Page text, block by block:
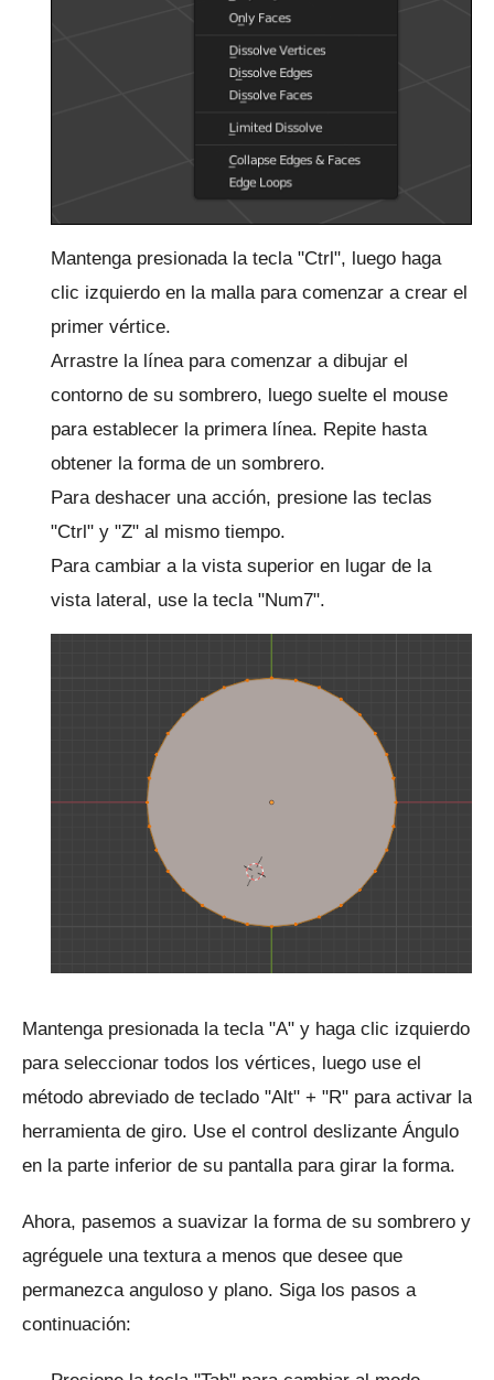
Mantenga presionada la tecla "Ctrl", luego haga
clic izquierdo en la malla para comenzar a crear el
primer vértice.
Arrastre la línea para comenzar a dibujar el
contorno de su sombrero, luego suelte el mouse
para establecer la primera línea. Repite hasta
obtener la forma de un sombrero.
Para deshacer una acción, presione las teclas
"Ctrl" y "Z" al mismo tiempo.
Para cambiar a la vista superior en lugar de la
vista lateral, use la tecla "Num7".
Mantenga presionada la tecla "A" y haga clic izquierdo
para seleccionar todos los vértices, luego use el
método abreviado de teclado "Alt" + "R" para activar la
herramienta de giro. Use el control deslizante Ángulo
en la parte inferior de su pantalla para girar la forma.
Ahora, pasemos a suavizar la forma de su sombrero y
agréguele una textura a menos que desee que
permanezca anguloso y plano. Siga los pasos a
continuación: